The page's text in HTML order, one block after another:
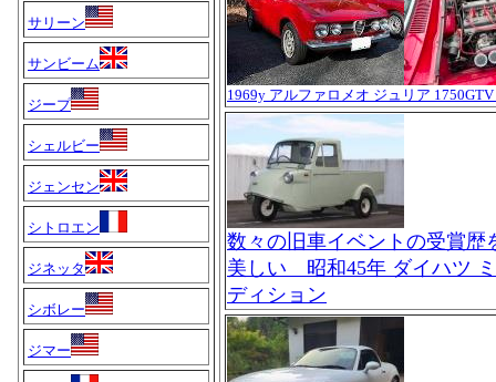
サリーン
サンビーム
ジープ
シェルビー
ジェンセン
シトロエン
ジネッタ
シボレー
ジマー
1969y アルファロメオ ジュリア 1750GTV
数々の旧車イベントの受賞歴
美しい 昭和45年 ダイハツ
ディション